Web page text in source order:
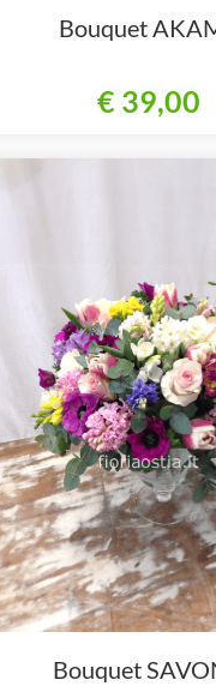
Bouquet
€ 39,00
Bouquet